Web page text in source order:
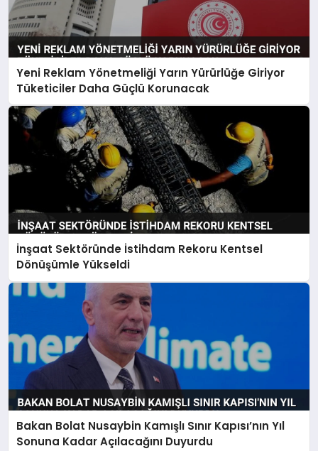
Yeni Reklam Yönetmeliği Yarın Yürürlüğe Giriyor
Tüketiciler Daha Güçlü Korunacak
İnşaat Sektöründe İstihdam Rekoru Kentsel
Dönüşümle Yükseldi
Bakan Bolat Nusaybin Kamışlı Sınır Kapısı’nın Yıl
Sonuna Kadar Açılacağını Duyurdu